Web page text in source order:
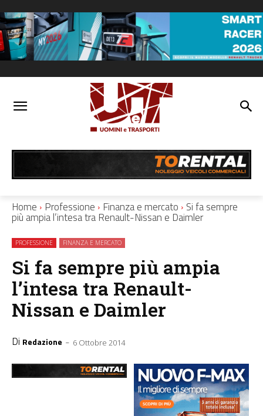
Home Professione Finanza e mercato Si fa sempre
più ampia l’intesa tra Renault-Nissan e Daimler
PROFESSIONE FINANZA E MERCATO
Si fa sempre più ampia
l’intesa tra Renault-
Nissan e Daimler
Di Redazione - 6 Ottobre 2014